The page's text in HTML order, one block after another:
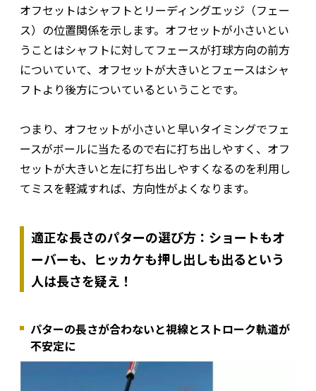
オフセットはシャフトとリーディングエッジ（フェー
ス）の位置関係を示します。オフセットが小さいとい
うことはシャフトに対してフェースが打球方向の前方
についていて、オフセットが大きいとフェースはシャ
フトより後方についているということです。
つまり、オフセットが小さいと早いタイミングでフェ
ースがボールに当たるので右に打ち出しやすく、オフ
セットが大きいと左に打ち出しやすくなるのを利用し
てミスを軽減すれば、方向性がよくなります。
適正な長さのパターの選び方：ショートもオ
ーバーも、ヒッカケも押し出しも出るという
人は長さを疑え！
パターの長さが合わないと視線とストローク軌道が
不安定に